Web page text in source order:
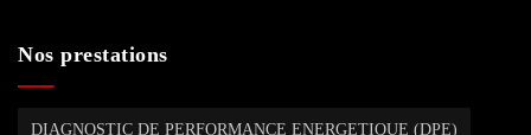
Nos prestations
DIAGNOSTIC DE PERFORMANCE ENERGETIQUE (DPE)